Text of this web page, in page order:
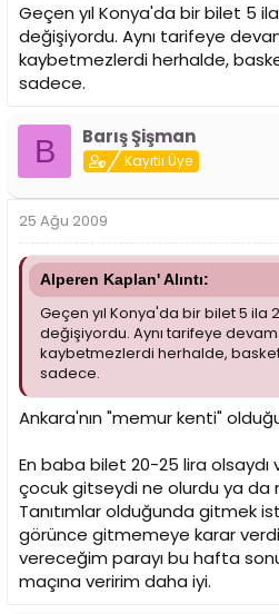
Geçen yıl Konya'da bir bilet 5
değişiyordu. Aynı tarifeye
kaybetmezlerdi herhalde,
sadece.
B Barış Şişman
Kayıtlı Üye
25 Ağu 2009
Alperen Kaplan' Alıntı:
Geçen yıl Konya'da bir bilet 5 ila
değişiyordu. Aynı tarifeye
kaybetmezlerdi herhalde,
sadece.
Ankara'nın "memur kenti"
En baba bilet 20-25 lira
çocuk gitseydi ne olurdu ya da
Tanıtımlar olduğunda gitmek
görünce gitmemeye karar
vereceğim parayı bu hafta
maçına veririm daha iyi.